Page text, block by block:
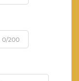
0/200